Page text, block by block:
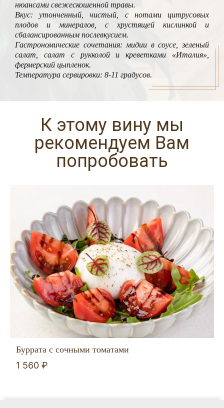
нюансами свежескошенной травы.
Вкус: утонченный, чистый, с нотами цитрусовых
плодов и минералов, с хрустящей кислинкой и
сбалансированным послевкусием.
Гастрономические сочетания: мидии в соусе, зеленый
салат, салат с рукколой и креветками «Италия»,
фермерский цыпленок.
Температура сервировки: 8-11 градусов.
К этому вину мы
рекомендуем Вам
попробовать
Буррата с сочными томатами
1 560 ₽